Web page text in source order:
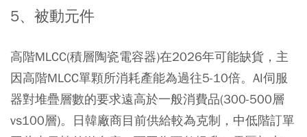
5、被動元件
高階MLCC(積層陶瓷電容器)在2026年可能缺貨，主
因高階MLCC單顆所消耗產能為過往5-10倍。AI伺服
器對堆疊層數的要求遠高於一般消費品(300-500層
vs100層)。日韓廠商目前供給較為克制，中低階訂單